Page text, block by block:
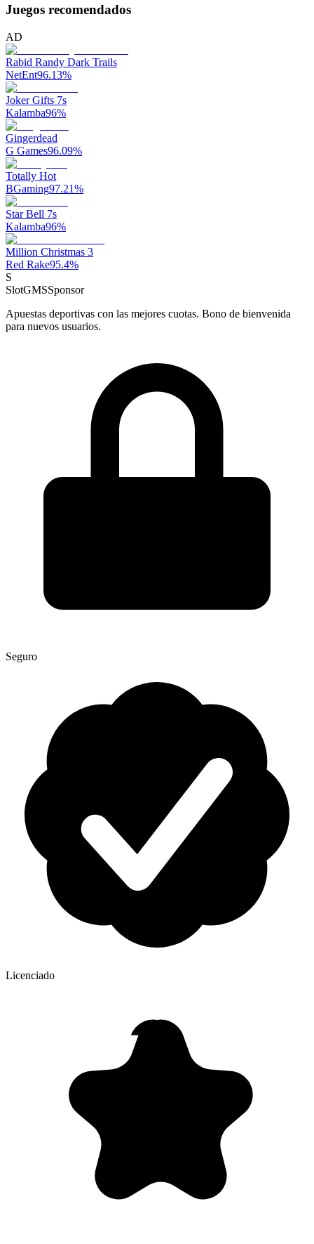
Juegos recomendados
AD
Rabid Randy Dark Trails
NetEnt96.13%
Joker Gifts 7s
Kalamba96%
Gingerdead
G Games96.09%
Totally Hot
BGaming97.21%
Star Bell 7s
Kalamba96%
Million Christmas 3
Red Rake95.4%
S
SlotGMSSponsor
Apuestas deportivas con las mejores cuotas. Bono de bienvenida
para nuevos usuarios.
Seguro
Licenciado